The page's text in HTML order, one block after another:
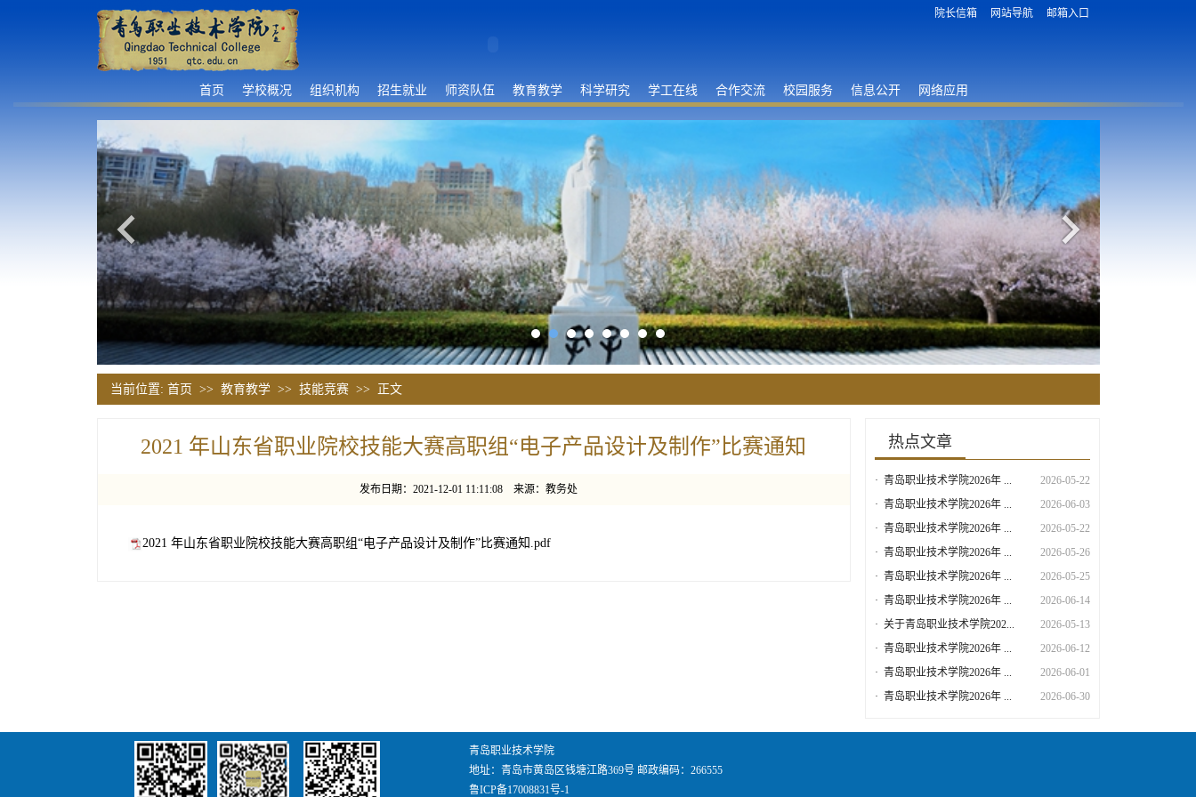
院长信箱 网站导航 邮箱入口
首页 学校概况 组织机构 招生就业 师资队伍 教育教学 科学研究 学工在线 合作交流 校园服务 信息公开 网络应用
当前位置: 首页 >> 教育教学>> 技能竞赛>> 正文
2021 年山东省职业院校技能大赛高职组“电子产品设计及制作”比赛通知
发布日期：2021-12-01 11:11:08 来源：教务处
2021 年山东省职业院校技能大赛高职组“电子产品设计及制作”比赛通知.pdf
热点文章
· 青岛职业技术学院2026年 ...
2026-05-22
· 青岛职业技术学院2026年 ...
2026-06-03
· 青岛职业技术学院2026年 ...
2026-05-22
· 青岛职业技术学院2026年 ...
2026-05-26
· 青岛职业技术学院2026年 ...
2026-05-25
· 青岛职业技术学院2026年 ...
2026-06-14
· 关于青岛职业技术学院202...
2026-05-13
· 青岛职业技术学院2026年 ...
2026-06-12
· 青岛职业技术学院2026年 ...
2026-06-01
· 青岛职业技术学院2026年 ... 2026-06-30
青岛职业技术学院
地址：青岛市黄岛区钱塘江路369号 邮政编码：266555
鲁ICP备17008831号-1